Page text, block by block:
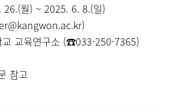
월) ~ 2025. 6. 8.(일)
교육연구소 (☎033-250-7365)
참고